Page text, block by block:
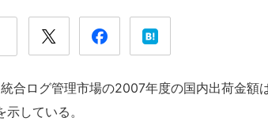
合ログ管理市場の2007年度の国内出荷金額
している。